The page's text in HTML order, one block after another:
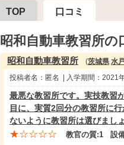
TOP 口コミ
昭和自動車教習所の
昭和自動車教習所 (茨城県 水
投稿者名：匿名 | 入学期間：2021
最悪な教習所です。実技教習
目に、実質2回分の教習所に
ないように教習所は選びまし
★☆☆☆☆ 教官の質:1 設